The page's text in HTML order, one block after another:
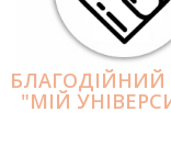
"МІЙ